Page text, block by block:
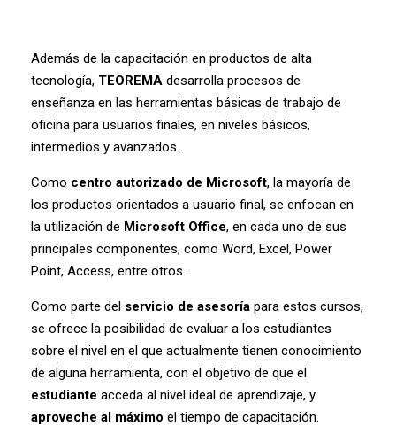
Además de la capacitación en productos de alta
tecnología, TEOREMA desarrolla procesos de
enseñanza en las herramientas básicas de trabajo de
oficina para usuarios finales, en niveles básicos,
intermedios y avanzados.
Como centro autorizado de Microsoft, la mayoría de
los productos orientados a usuario final, se enfocan en
la utilización de Microsoft Office, en cada uno de sus
principales componentes, como Word, Excel, Power
Point, Access, entre otros.
Como parte del servicio de asesoría para estos cursos,
se ofrece la posibilidad de evaluar a los estudiantes
sobre el nivel en el que actualmente tienen conocimiento
de alguna herramienta, con el objetivo de que el
estudiante acceda al nivel ideal de aprendizaje, y
aproveche al máximo el tiempo de capacitación.